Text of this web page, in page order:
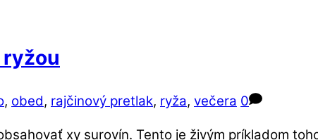
, obed, rajčinový pretlak, ryža, večera 0
xy surovín. Tento je živým príkladom